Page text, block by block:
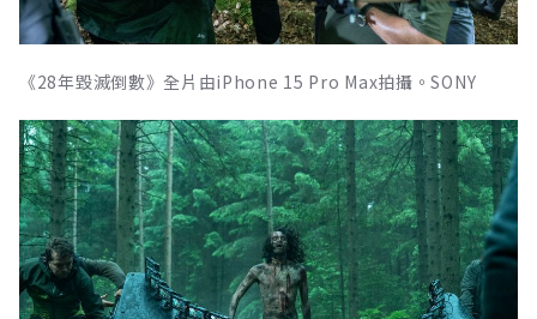
《28年毀滅倒數》全片由iPhone 15 Pro Max拍攝。SONY